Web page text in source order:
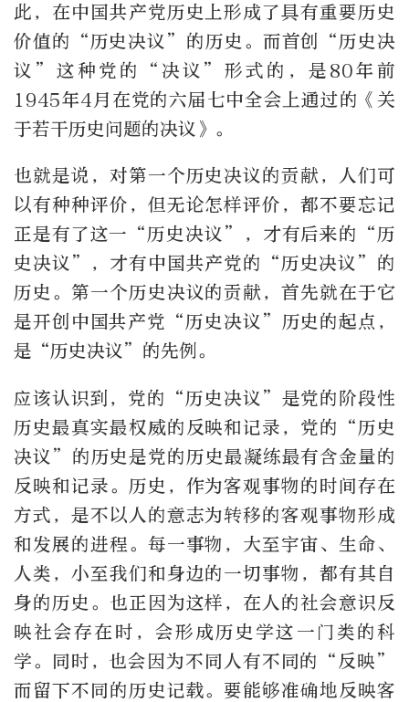
此，在中国共产党历史上形成了具有重要历史
价值的“历史决议”的历史。而首创“历史决
议”这种党的“决议”形式的，是80年前
1945年4月在党的六届七中全会上通过的《关
于若干历史问题的决议》。
也就是说，对第一个历史决议的贡献，人们可
以有种种评价，但无论怎样评价，都不要忘记
正是有了这一“历史决议”，才有后来的“历
史决议”，才有中国共产党的“历史决议”的
历史。第一个历史决议的贡献，首先就在于它
是开创中国共产党“历史决议”历史的起点，
是“历史决议”的先例。
应该认识到，党的“历史决议”是党的阶段性
历史最真实最权威的反映和记录，党的“历史
决议”的历史是党的历史最凝练最有含金量的
反映和记录。历史，作为客观事物的时间存在
方式，是不以人的意志为转移的客观事物形成
和发展的进程。每一事物，大至宇宙、生命、
人类，小至我们和身边的一切事物，都有其自
身的历史。也正因为这样，在人的社会意识反
映社会存在时，会形成历史学这一门类的科
学。同时，也会因为不同人有不同的“反映”
而留下不同的历史记载。要能够准确地反映客